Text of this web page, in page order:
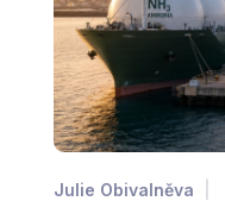
Julie Obivalněva